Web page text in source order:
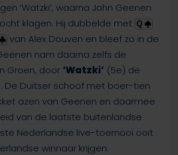
‘Watzki’, waarna John Geenen
klagen. Hij dubbelde met Q
van Alex Douven en bleef zo in de
nam daarna zelfs de
Groen, door ‘Watzki’ (5e) de
De Duitser schoof met boer-tien
azen van Geenen en daarmee
van de laatste buitenlandse
Nederlandse live-toernooi ooit
winnaar krijgen.